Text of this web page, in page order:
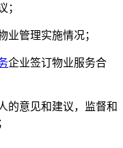
；
业管理实施情况；
企业签订物业服务合
的意见和建议，监督和